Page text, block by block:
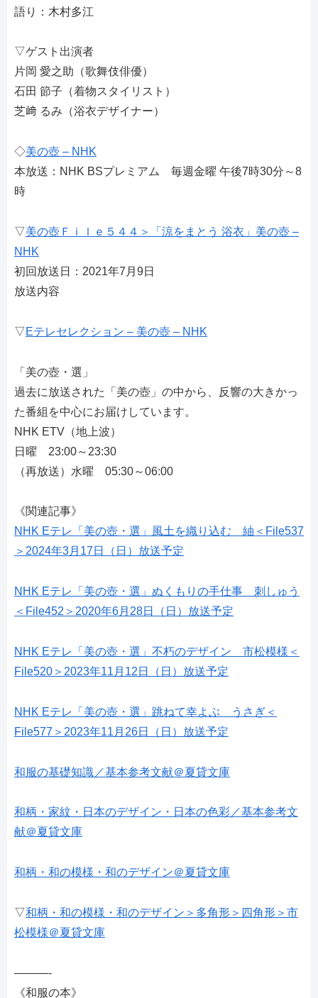
語り：木村多江
▽ゲスト出演者
片岡 愛之助（歌舞伎俳優）
石田 節子（着物スタイリスト）
芝﨑 るみ（浴衣デザイナー）
◇美の壺 – NHK
本放送：NHK BSプレミアム 毎週金曜 午後7時30分～8
時
▽美の壺Ｆｉｌｅ５４４＞「涼をまとう 浴衣」美の壺 –
NHK
初回放送日：2021年7月9日
放送内容
▽Eテレセレクション – 美の壺 – NHK
「美の壺・選」
過去に放送された「美の壺」の中から、反響の大きかっ
た番組を中心にお届けしています。
NHK ETV（地上波）
日曜 23:00～23:30
（再放送）水曜 05:30～06:00
《関連記事》
NHK Eテレ「美の壺・選」風土を織り込む 紬＜File537
＞2024年3月17日（日）放送予定
NHK Eテレ「美の壺・選」ぬくもりの手仕事 刺しゅう
＜File452＞2020年6月28日（日）放送予定
NHK Eテレ「美の壺・選」不朽のデザイン 市松模様＜
File520＞2023年11月12日（日）放送予定
NHK Eテレ「美の壺・選」跳ねて幸よぶ うさぎ＜
File577＞2023年11月26日（日）放送予定
和服の基礎知識／基本参考文献＠夏貸文庫
和柄・家紋・日本のデザイン・日本の色彩／基本参考文
献＠夏貸文庫
和柄・和の模様・和のデザイン＠夏貸文庫
▽和柄・和の模様・和のデザイン＞多角形＞四角形＞市
松模様＠夏貸文庫
———-
《和服の本》